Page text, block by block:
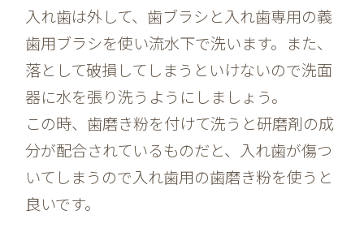
入れ歯は外して、歯ブラシと入れ歯専用の義
歯用ブラシを使い流水下で洗います。また、
落として破損してしまうといけないので洗面
器に水を張り洗うようにしましょう。
この時、歯磨き粉を付けて洗うと研磨剤の成
分が配合されているものだと、入れ歯が傷つ
いてしまうので入れ歯用の歯磨き粉を使うと
良いです。